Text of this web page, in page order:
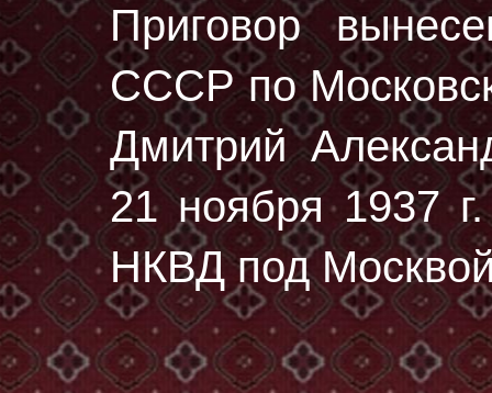
Приговор
СССР по
Дмитрий
21 ноября 1937 г.
НКВД под